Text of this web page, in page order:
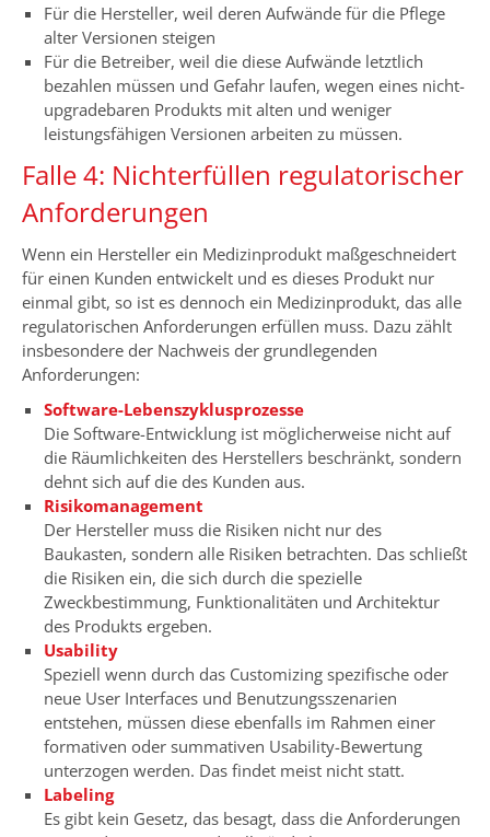
Für die Hersteller, weil deren Aufwände für die Pflege
alter Versionen steigen
Für die Betreiber, weil die diese Aufwände letztlich
bezahlen müssen und Gefahr laufen, wegen eines nicht-
upgradebaren Produkts mit alten und weniger
leistungsfähigen Versionen arbeiten zu müssen.
Falle 4: Nichterfüllen regulatorischer
Anforderungen
Wenn ein Hersteller ein Medizinprodukt maßgeschneidert
für einen Kunden entwickelt und es dieses Produkt nur
einmal gibt, so ist es dennoch ein Medizinprodukt, das alle
regulatorischen Anforderungen erfüllen muss. Dazu zählt
insbesondere der Nachweis der grundlegenden
Anforderungen:
Software-Lebenszyklusprozesse
Die Software-Entwicklung ist möglicherweise nicht auf
die Räumlichkeiten des Herstellers beschränkt, sondern
dehnt sich auf die des Kunden aus.
Risikomanagement
Der Hersteller muss die Risiken nicht nur des
Baukasten, sondern alle Risiken betrachten. Das schließt
die Risiken ein, die sich durch die spezielle
Zweckbestimmung, Funktionalitäten und Architektur
des Produkts ergeben.
Usability
Speziell wenn durch das Customizing spezifische oder
neue User Interfaces und Benutzungsszenarien
entstehen, müssen diese ebenfalls im Rahmen einer
formativen oder summativen Usability-Bewertung
unterzogen werden. Das findet meist nicht statt.
Labeling
Es gibt kein Gesetz, das besagt, dass die Anforderungen